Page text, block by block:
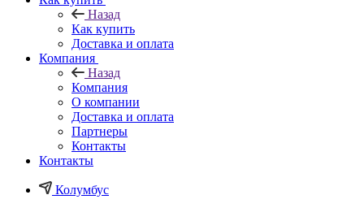
Назад
Как купить
Доставка и оплата
Компания
Назад
Компания
О компании
Доставка и оплата
Партнеры
Контакты
Контакты
Колумбус